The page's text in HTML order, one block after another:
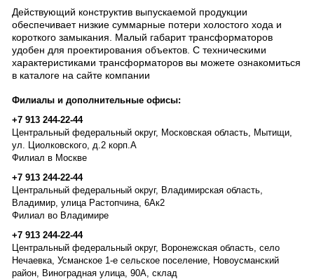
Действующий конструктив выпускаемой продукции
обеспечивает низкие суммарные потери холостого хода и
короткого замыкания. Малый габарит трансформаторов
удобен для проектирования объектов. С техническими
характеристиками трансформаторов вы можете ознакомиться
в каталоге на сайте компании
Филиалы и дополнительные офисы:
+7 913 244-22-44
Центральный федеральный округ, Московская область, Мытищи,
ул. Циолковского, д.2 корп.А
Филиал в Москве
+7 913 244-22-44
Центральный федеральный округ, Владимирская область,
Владимир, улица Растопчина, 6Ак2
Филиал во Владимире
+7 913 244-22-44
Центральный федеральный округ, Воронежская область, село
Нечаевка, Усманское 1-е сельское поселение, Новоусманский
район, Виноградная улица, 90А, склад